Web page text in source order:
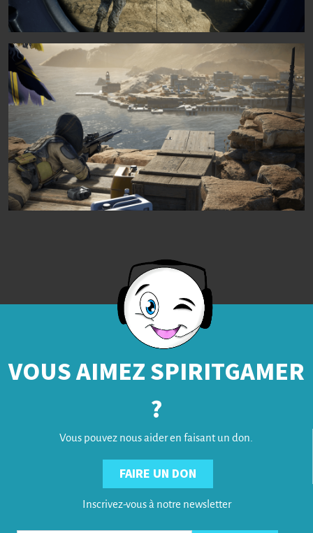
VOUS AIMEZ SPIRITGAMER
?
Vous pouvez nous aider en faisant un don.
FAIRE UN DON
Inscrivez-vous à notre newsletter